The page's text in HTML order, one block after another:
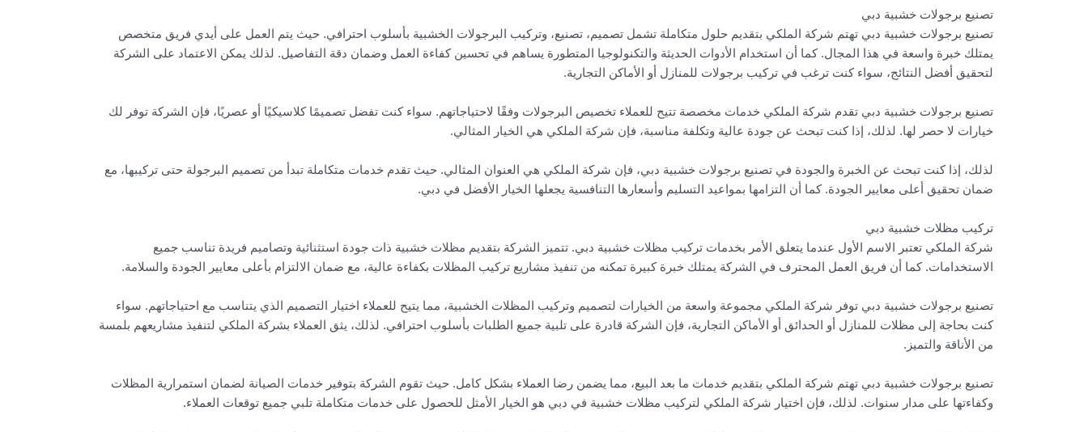
تصنيع برجولات خشبية دبي
تصنيع برجولات خشبية دبي تهتم شركة الملكي بتقديم حلول متكاملة تشمل تصميم، تصنيع، وتركيب البرجولات الخشبية بأسلوب احترافي. حيث يتم العمل على أيدي فريق متخصص
يمتلك خبرة واسعة في هذا المجال. كما أن استخدام الأدوات الحديثة والتكنولوجيا المتطورة يساهم في تحسين كفاءة العمل وضمان دقة التفاصيل. لذلك يمكن الاعتماد على الشركة
لتحقيق أفضل النتائج، سواء كنت ترغب في تركيب برجولات للمنازل أو الأماكن التجارية.
تصنيع برجولات خشبية دبي تقدم شركة الملكي خدمات مخصصة تتيح للعملاء تخصيص البرجولات وفقًا لاحتياجاتهم. سواء كنت تفضل تصميمًا كلاسيكيًا أو عصريًا، فإن الشركة توفر لك
خيارات لا حصر لها. لذلك، إذا كنت تبحث عن جودة عالية وتكلفة مناسبة، فإن شركة الملكي هي الخيار المثالي.
لذلك، إذا كنت تبحث عن الخبرة والجودة في تصنيع برجولات خشبية دبي، فإن شركة الملكي هي العنوان المثالي. حيث تقدم خدمات متكاملة تبدأ من تصميم البرجولة حتى تركيبها، مع
ضمان تحقيق أعلى معايير الجودة. كما أن التزامها بمواعيد التسليم وأسعارها التنافسية يجعلها الخيار الأفضل في دبي.
تركيب مظلات خشبية دبي
شركة الملكي تعتبر الاسم الأول عندما يتعلق الأمر بخدمات تركيب مظلات خشبية دبي. تتميز الشركة بتقديم مظلات خشبية ذات جودة استثنائية وتصاميم فريدة تناسب جميع
الاستخدامات. كما أن فريق العمل المحترف في الشركة يمتلك خبرة كبيرة تمكنه من تنفيذ مشاريع تركيب المظلات بكفاءة عالية، مع ضمان الالتزام بأعلى معايير الجودة والسلامة.
تصنيع برجولات خشبية دبي توفر شركة الملكي مجموعة واسعة من الخيارات لتصميم وتركيب المظلات الخشبية، مما يتيح للعملاء اختيار التصميم الذي يتناسب مع احتياجاتهم. سواء
كنت بحاجة إلى مظلات للمنازل أو الحدائق أو الأماكن التجارية، فإن الشركة قادرة على تلبية جميع الطلبات بأسلوب احترافي. لذلك، يثق العملاء بشركة الملكي لتنفيذ مشاريعهم بلمسة
من الأناقة والتميز.
تصنيع برجولات خشبية دبي تهتم شركة الملكي بتقديم خدمات ما بعد البيع، مما يضمن رضا العملاء بشكل كامل. حيث تقوم الشركة بتوفير خدمات الصيانة لضمان استمرارية المظلات
وكفاءتها على مدار سنوات. لذلك، فإن اختيار شركة الملكي لتركيب مظلات خشبية في دبي هو الخيار الأمثل للحصول على خدمات متكاملة تلبي جميع توقعات العملاء.